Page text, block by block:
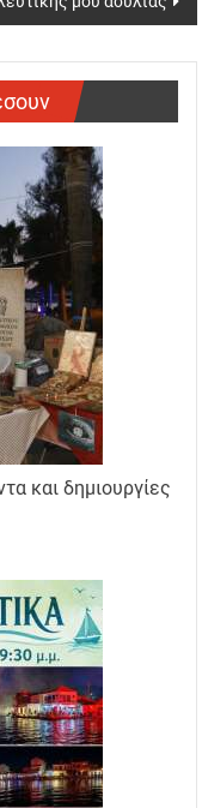
και δημιουργίες